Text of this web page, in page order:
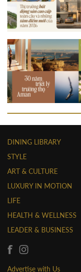
DINING LIBRARY
STYLE
ART & CULTURE
LUXURY IN MOTION
LIFE
HEALTH & WELLNESS
LEADER & BUSINESS
Advertise with Us